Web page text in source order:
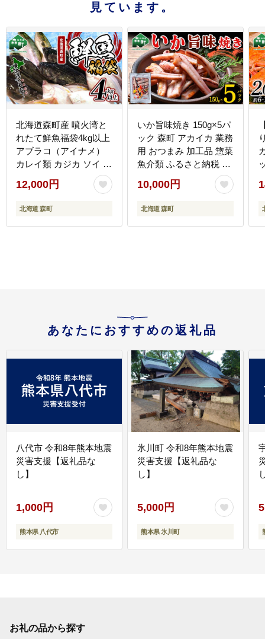
見ています。
北海道森町産 噴火湾と
れたて鮮魚福袋4kg以上
アブラコ（アイナメ）
カレイ類 カジカ ソイ ガ
ヤ ニシン 福袋 鮮魚 海
鮮 セット 焼き魚 煮付け
鍋 ふるさと納税 北海道
12,000円
北海道 森町
いか旨味焼き 150g×5パ
ック 森町 アカイカ 業務
用 おつまみ 加工品 惣菜
魚介類 ふるさと納税 北
海道 mr1-0647
10,000円
北海道 森町
あなたにおすすめの返礼品
八代市 令和8年熊本地震
災害支援【返礼品な
し】
1,000円
熊本県 八代市
氷川町 令和8年熊本地震
災害支援【返礼品な
し】
5,000円
熊本県 氷川町
お礼の品から探す